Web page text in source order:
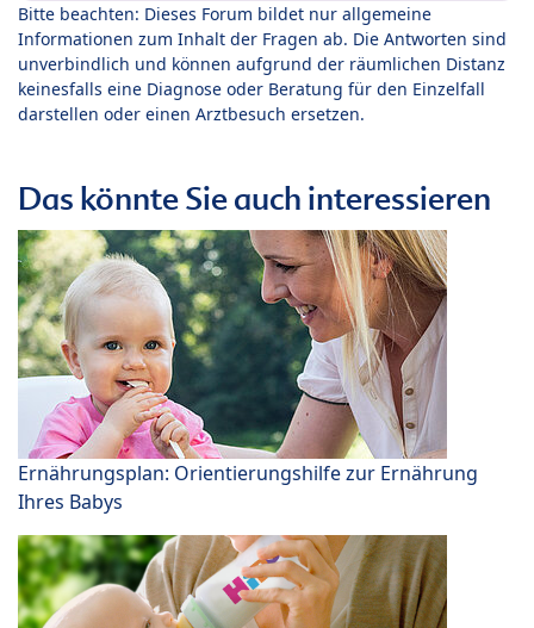
Bitte beachten: Dieses Forum bildet nur allgemeine
Informationen zum Inhalt der Fragen ab. Die Antworten sind
unverbindlich und können aufgrund der räumlichen Distanz
keinesfalls eine Diagnose oder Beratung für den Einzelfall
darstellen oder einen Arztbesuch ersetzen.
Das könnte Sie auch interessieren
Ernährungsplan: Orientierungshilfe zur Ernährung
Ihres Babys